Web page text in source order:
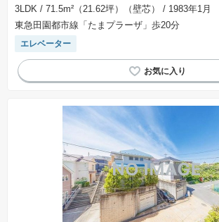
※取引にかかる費用：物件の契約手続き、決済、引き渡し時にか
不動産会社によって表記有無が異なるため、ご自身で十分な確認を
いたします。
場合があります。
3LDK / 71.5m²（21.62坪）（壁芯）
/ 1983年1月
東急田園都市線「たまプラーザ」歩20分
エレベーター